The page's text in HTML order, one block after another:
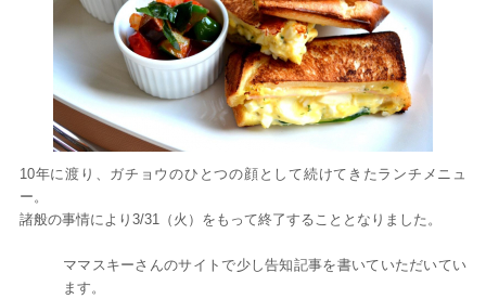
10年に渡り、ガチョウのひとつの顔として続けてきたランチメニュ
ー。
諸般の事情により3/31（火）をもって終了することとなりました。
ママスキーさんのサイトで少し告知記事を書いていただいてい
ます。